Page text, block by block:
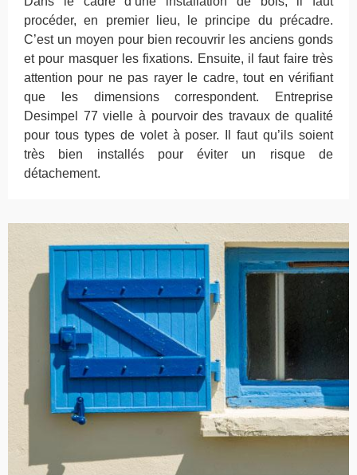
procéder, en premier lieu, le principe du précadre.
C’est un moyen pour bien recouvrir les anciens gonds
et pour masquer les fixations. Ensuite, il faut faire très
attention pour ne pas rayer le cadre, tout en vérifiant
que les dimensions correspondent. Entreprise
Desimpel 77 vielle à pourvoir des travaux de qualité
pour tous types de volet à poser. Il faut qu’ils soient
très bien installés pour éviter un risque de
détachement.